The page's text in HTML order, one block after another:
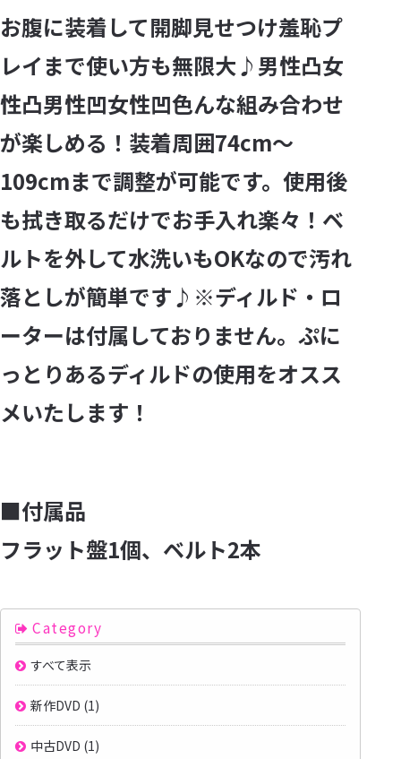
お腹に装着して開脚見せつけ羞恥プ
レイまで使い方も無限大♪男性凸女
性凸男性凹女性凹色んな組み合わせ
が楽しめる！装着周囲74cm～
109cmまで調整が可能です。使用後
も拭き取るだけでお手入れ楽々！ベ
ルトを外して水洗いもOKなので汚れ
落としが簡単です♪※ディルド・ロ
ーターは付属しておりません。ぷに
っとりあるディルドの使用をオスス
メいたします！
■付属品
フラット盤1個、ベルト2本
Category
すべて表示
新作DVD (1)
中古DVD (1)